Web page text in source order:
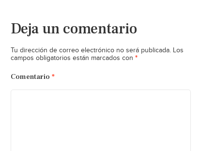
Deja un comentario
Tu dirección de correo electrónico no será publicada. Los
campos obligatorios están marcados con *
Comentario *